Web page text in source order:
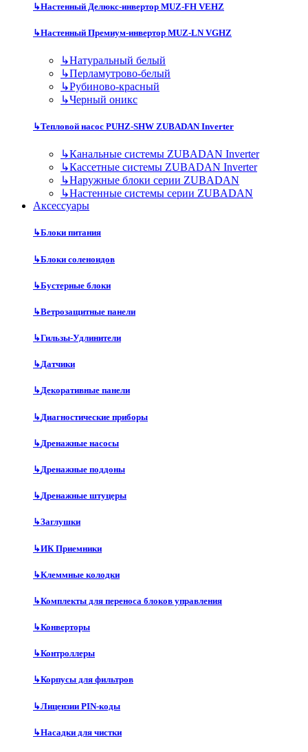
↳Настенный Делюкс-инвертор MUZ-FH VEHZ
↳Настенный Премиум-инвертор MUZ-LN VGHZ
↳Натуральный белый
↳Перламутрово-белый
↳Рубиново-красный
↳Черный оникс
↳Тепловой насос PUHZ-SHW ZUBADAN Inverter
↳Канальные системы ZUBADAN Inverter
↳Кассетные системы ZUBADAN Inverter
↳Наружные блоки серии ZUBADAN
↳Настенные системы серии ZUBADAN
Аксесcуары
↳Блоки питания
↳Блоки соленоидов
↳Бустерные блоки
↳Ветрозащитные панели
↳Гильзы-Удлинители
↳Датчики
↳Декоративные панели
↳Диагностические приборы
↳Дренажные насосы
↳Дренажные поддоны
↳Дренажные штуцеры
↳Заглушки
↳ИК Приемники
↳Клеммные колодки
↳Комплекты для переноса блоков управления
↳Конверторы
↳Контроллеры
↳Корпусы для фильтров
↳Лицензии PIN-коды
↳Насадки для чистки